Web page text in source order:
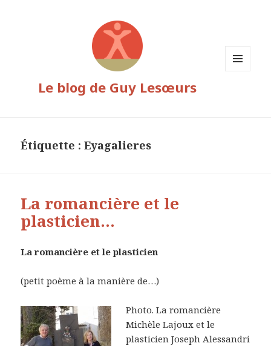
Le blog de Guy Lesœurs
Étiquette :Eyagalieres
La romancière et le
plasticien…
La romancière et le plasticien
(petit poème à la manière de…)
Photo. La romancière
Michèle Lajoux et le
plasticien Joseph Alessandri